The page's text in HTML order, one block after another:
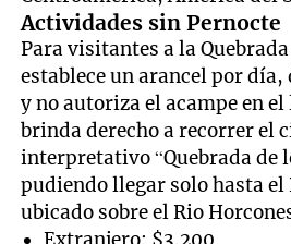
Actividades sin Pernocte
Para visitantes a la
establece un arancel por
y no autoriza el acampe en
brinda derecho a recorrer el
interpretativo “Quebrada de
pudiendo llegar solo hasta el
ubicado sobre el Rio